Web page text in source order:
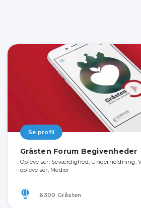
Se profil
Gråsten Forum Begivenheder
Oplevelser, Seværdighed, Underholdning,
oplevelser, Medier
6300 Gråsten